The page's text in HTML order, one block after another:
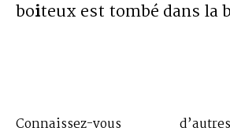
boiteux est tombé dans la
Connaissez-vous